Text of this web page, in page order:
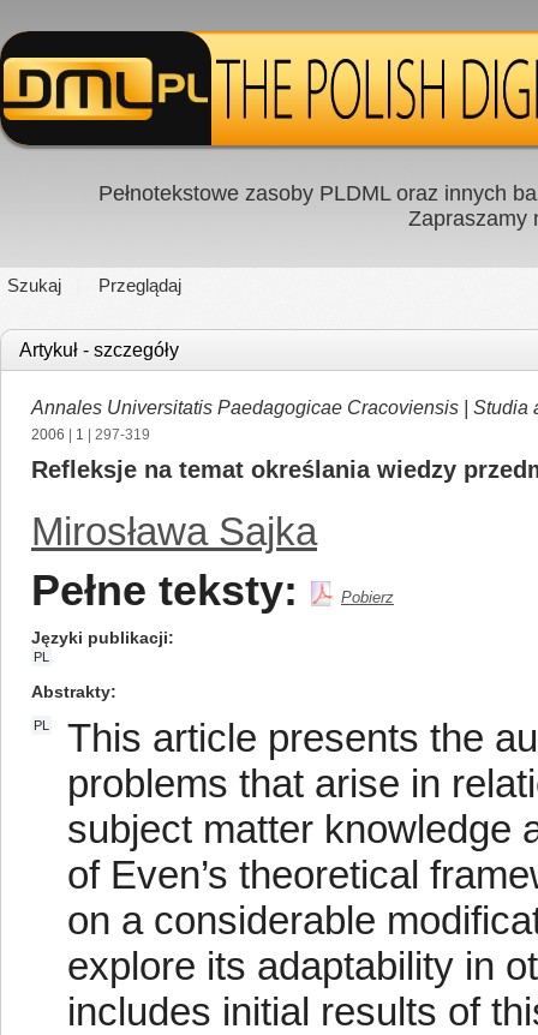
Pełnotekstowe zasoby PLDML oraz innych
Zapraszamy
Szukaj Przeglądaj
Artykuł - szczegóły
Annales Universitatis Paedagogicae Cracoviensis | Studia
2006 1 | 297-319
Refleksje na temat określania wiedzy
Mirosława Sajka
Pełne teksty: Pobierz
Języki publikacji
PL
Abstrakty
PL
This article presents the
problems that arise in
subject matter knowledge
of Even’s theoretical
on a considerable
explore its adaptability in
includes initial results of